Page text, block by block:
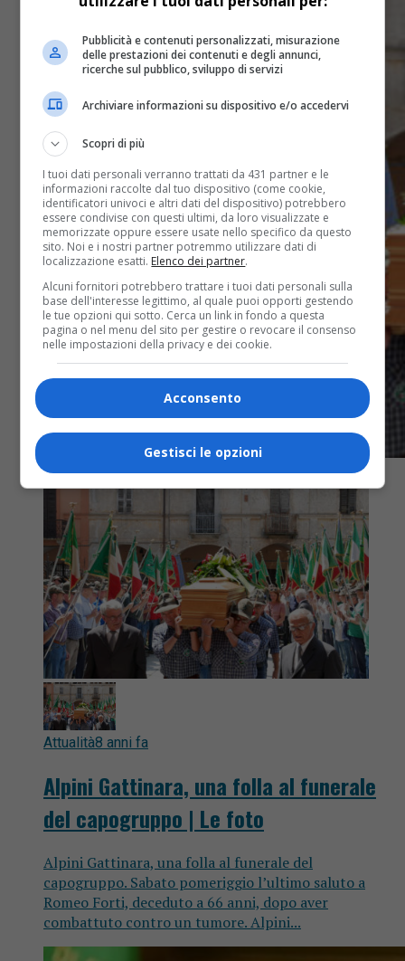
Attualità8 anni fa
Alpini Gattinara, una folla al funerale
del capogruppo | Le foto
Alpini Gattinara, una folla al funerale del
capogruppo. Sabato pomeriggio l’ultimo saluto a
Romeo Forti, deceduto a 66 anni, dopo aver
combattuto contro un tumore. Alpini...
Pubblicità e contenuti personalizzati, misurazione
delle prestazioni dei contenuti e degli annunci,
ricerche sul pubblico, sviluppo di servizi
Archiviare informazioni su dispositivo e/o accedervi
Scopri di più
I tuoi dati personali verranno trattati da 431 partner e le
informazioni raccolte dal tuo dispositivo (come cookie,
identificatori univoci e altri dati del dispositivo) potrebbero
essere condivise con questi ultimi, da loro visualizzate e
memorizzate oppure essere usate nello specifico da questo
sito. Noi e i nostri partner potremmo utilizzare dati di
localizzazione esatti. Elenco dei partner.
Alcuni fornitori potrebbero trattare i tuoi dati personali sulla
base dell'interesse legittimo, al quale puoi opporti gestendo
le tue opzioni qui sotto. Cerca un link in fondo a questa
pagina o nel menu del sito per gestire o revocare il consenso
nelle impostazioni della privacy e dei cookie.
Acconsento
Gestisci le opzioni